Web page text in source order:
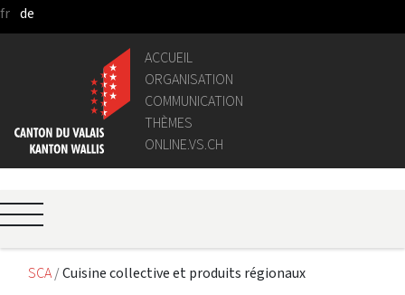
Saut au contenu principal
fr de
ACCUEIL
ORGANISATION
COMMUNICATION
THÈMES
ONLINE.VS.CH
SCA Cuisine collective et produits régionaux